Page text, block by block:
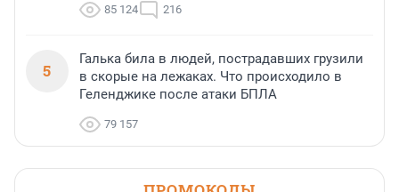
85 124 216
5
Галька била в людей, пострадавших грузили
в скорые на лежаках. Что происходило в
Геленджике после атаки БПЛА
79 157